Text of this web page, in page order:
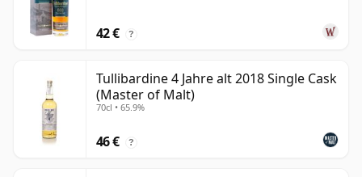
42 € ?
Tullibardine 4 Jahre alt 2018 Single Cask
(Master of Malt)
70cl • 65.9%
46 € ?